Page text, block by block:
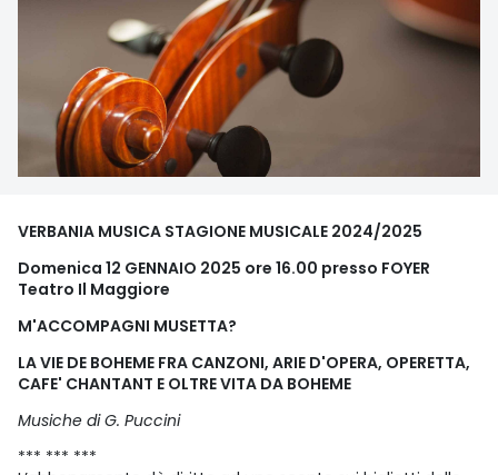
VERBANIA MUSICA STAGIONE MUSICALE 2024/2025
Domenica 12 GENNAIO 2025 ore 16.00 presso FOYER
Teatro Il Maggiore
M'ACCOMPAGNI MUSETTA?
LA VIE DE BOHEME FRA CANZONI, ARIE D'OPERA, OPERETTA,
CAFE' CHANTANT E OLTRE VITA DA BOHEME
Musiche di G. Puccini
*** *** ***